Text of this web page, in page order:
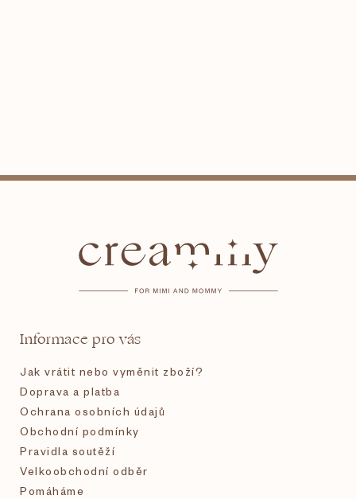
Informace pro vás
Jak vrátit nebo vyměnit zboží?
Doprava a platba
Ochrana osobních údajů
Obchodní podmínky
Pravidla soutěží
Velkoobchodní odběr
Pomáháme